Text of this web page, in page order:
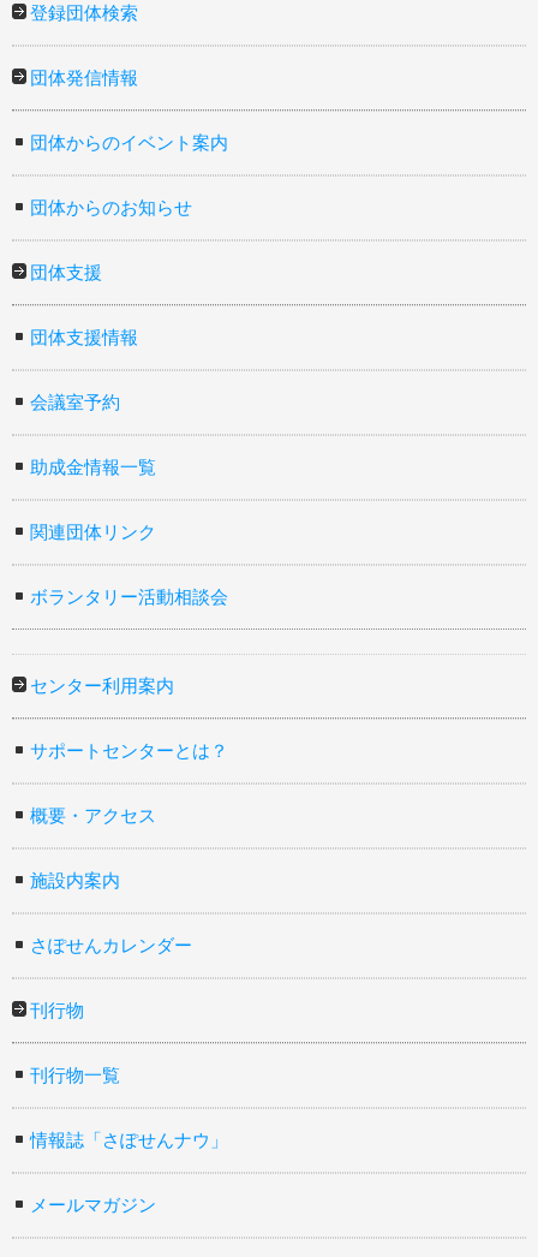
登録団体検索
団体発信情報
団体からのイベント案内
団体からのお知らせ
団体支援
団体支援情報
会議室予約
助成金情報一覧
関連団体リンク
ボランタリー活動相談会
センター利用案内
サポートセンターとは？
概要・アクセス
施設内案内
さぽせんカレンダー
刊行物
刊行物一覧
情報誌「さぽせんナウ」
メールマガジン